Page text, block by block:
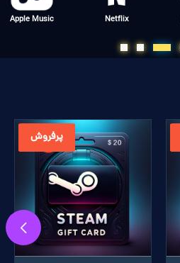
Netflix
Apple Music
پرفروش